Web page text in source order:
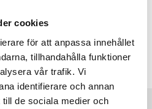
cookies
för att anpassa innehållet
tillhandahålla funktioner
vår trafik. Vi
identifierare och annan
de sociala medier och